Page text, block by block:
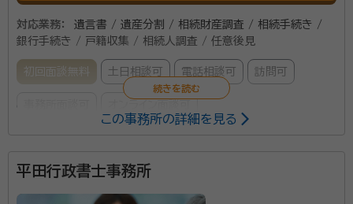
対応業務：
遺言書 / 遺産分割 / 相続財産調査 / 相続手続き /
銀行手続き / 戸籍収集 / 相続人調査 / 任意後見
初回面談無料 土日相談可 電話相談可 訪問可
小笠原 哲二（おがさわら てつじ）
この事務所の詳細を見る
平田行政書士事務所